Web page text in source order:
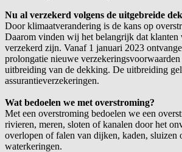
Nu al verzekerd volgens de uitgebreide
Door klimaatverandering is de kans op
Daarom vinden wij het belangrijk dat klanten
verzekerd zijn. Vanaf 1 januari 2023
prolongatie nieuwe verzekeringsvoorwaarden
uitbreiding van de dekking. De uitbreiding
assurantieverzekeringen.
Wat bedoelen we met overstroming?
Met een overstroming bedoelen we een
rivieren, meren, sloten of kanalen door het
overlopen of falen van dijken, kaden, sluizen
waterkeringen.